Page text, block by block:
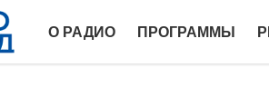
О РАДИО ПРОГРАММЫ